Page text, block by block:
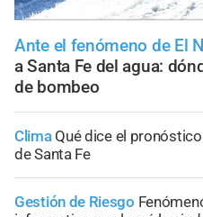
Ante el fenómeno de El
a Santa Fe del agua:
de bombeo
Clima Qué dice el
de Santa Fe
Gestión de Riesgo